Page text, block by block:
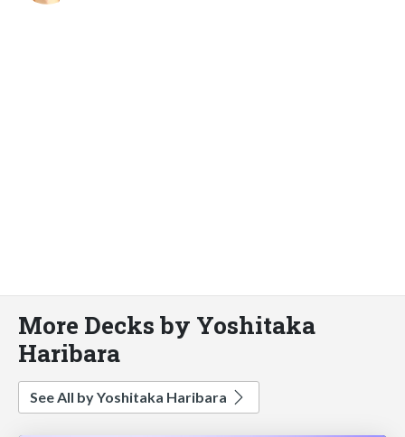
More Decks by Yoshitaka
Haribara
See All by Yoshitaka Haribara